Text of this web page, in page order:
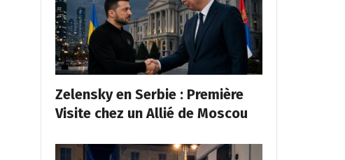
Zelensky en Serbie : Première
Visite chez un Allié de Moscou